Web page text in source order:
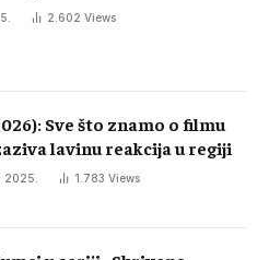
2.602 Views
Sve što znamo o filmu
lavinu reakcija u regiji
2025. 1.783 Views